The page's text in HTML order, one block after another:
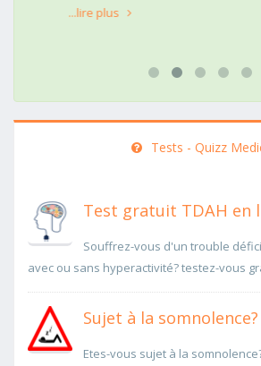
...lire plus
Tests - Quizz
Test gratuit TDAH en
Souffrez-vous d'un trouble
avec ou sans hyperactivité? testez-vous
Sujet à la somnolence?
Etes-vous sujet à la